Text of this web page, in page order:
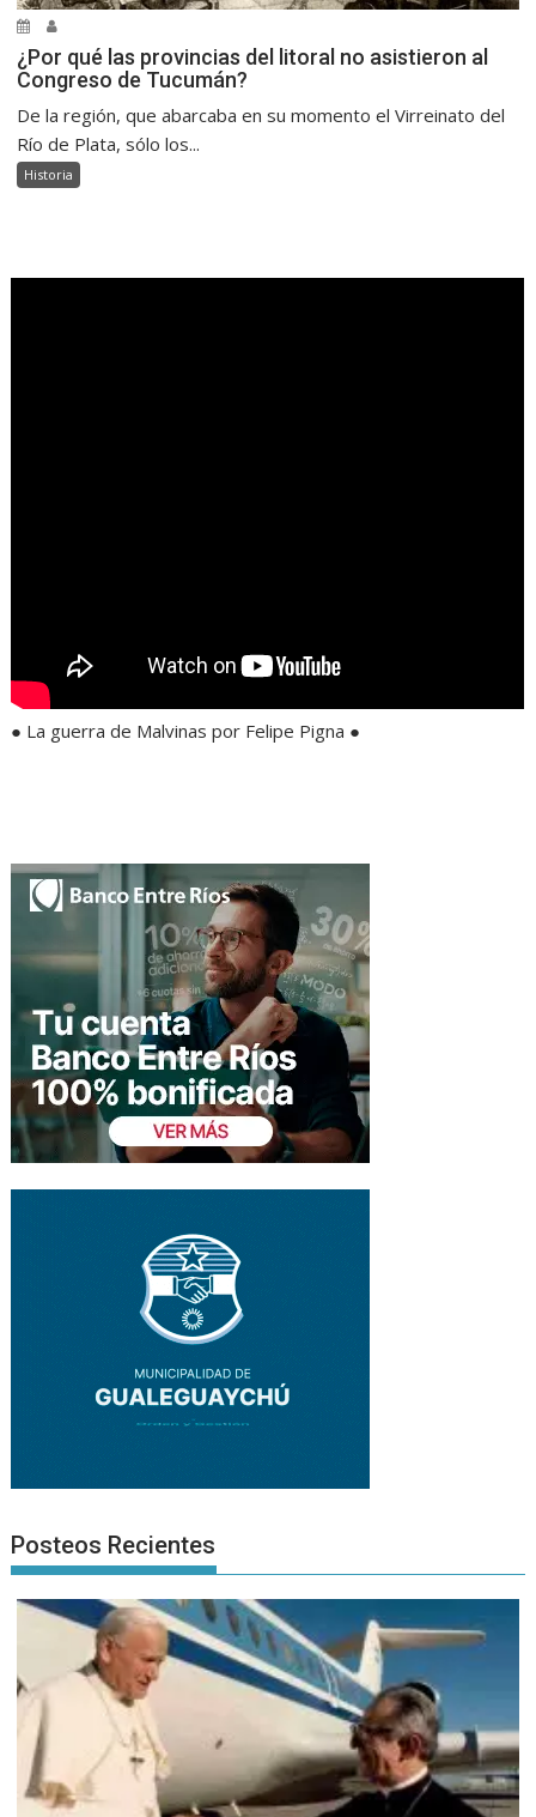
¿Por qué las provincias del litoral no asistieron al
Congreso de Tucumán?
De la región, que abarcaba en su momento el Virreinato del
Río de Plata, sólo los...
Historia
● La guerra de Malvinas por Felipe Pigna ●
Posteos Recientes